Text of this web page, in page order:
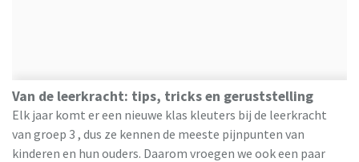
Van de leerkracht: tips, tricks en geruststelling
Elk jaar komt er een nieuwe klas kleuters bij de leerkracht
van groep 3 , dus ze kennen de meeste pijnpunten van
kinderen en hun ouders. Daarom vroegen we ook een paar